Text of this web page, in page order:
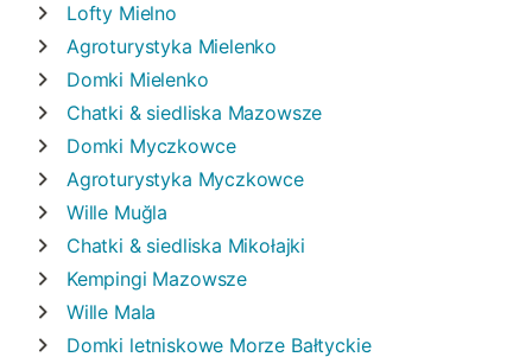
Lofty Mielno
Agroturystyka Mielenko
Domki Mielenko
Chatki & siedliska Mazowsze
Domki Myczkowce
Agroturystyka Myczkowce
Wille Muğla
Chatki & siedliska Mikołajki
Kempingi Mazowsze
Wille Mala
Domki letniskowe Morze Bałtyckie